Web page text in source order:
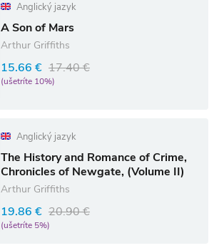
Anglický jazyk
A Son of Mars
Arthur Griffiths
15.66 € 17.40 €
(ušetríte 10%)
Anglický jazyk
The History and Romance of Crime,
Chronicles of Newgate, (Volume II)
Arthur Griffiths
19.86 € 20.90 €
(ušetríte 5%)